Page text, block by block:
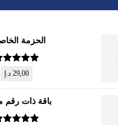
الحزمة
تم التقييم
من 5
29,00 د.إ
باقة ذات رقم